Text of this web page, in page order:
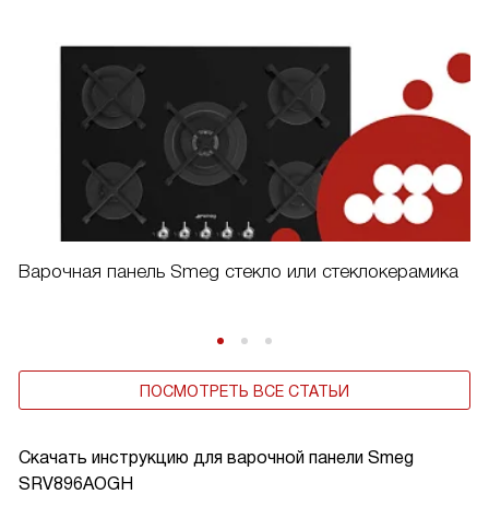
Скачать инструкцию для варочной панели Smeg
SRV896AOGH
Варочная панель Smeg стекло или стеклокерамика
ПОСМОТРЕТЬ ВСЕ СТАТЬИ